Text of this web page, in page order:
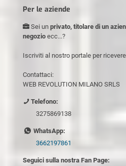
Per le aziende
Sei un privato, titolare di un
negozio ecc...?
Iscriviti al nostro portale per
Contattaci:
WEB REVOLUTION MILANO SRLS
Telefono:
3275869138
WhatsApp:
3662197861
Seguici sulla nostra Fan Page: